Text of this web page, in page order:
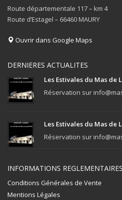
Route départementale 117 – km 4
Route d’Estagel – 66460 MAURY
Ouvrir dans Google Maps
DERNIERES ACTUALITES
Les Estivales du Mas de
Réservation sur
Les Estivales du Mas de
Réservation sur
INFORMATIONS REGLEMENTAIRES
Conditions Générales de Vente
Mentions Légales